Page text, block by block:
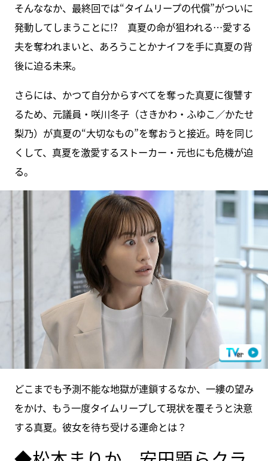
そんななか、最終回では“タイムリープの代償”がついに
発動してしまうことに!? 真夏の命が狙われる…愛する
夫を奪われまいと、あろうことかナイフを手に真夏の背
後に迫る未来。
さらには、かつて自分からすべてを奪った真夏に復讐す
るため、元議員・咲川冬子（さきかわ・ふゆこ／かたせ
梨乃）が真夏の“大切なもの”を奪おうと接近。時を同じ
くして、真夏を激愛するストーカー・元也にも危機が迫
る。
どこまでも予測不能な地獄が連鎖するなか、一縷の望み
をかけ、もう一度タイムリープして現状を覆そうと決意
する真夏。彼女を待ち受ける運命とは？